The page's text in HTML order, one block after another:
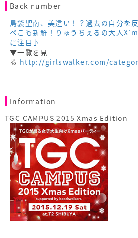
Back number
島袋聖南、美違い！？過去の自分を
ぺこも新鮮！りゅうちぇるの大人
に注目♪
▼一覧を見
る http://girlswalker.com/
Information
TGC CAMPUS 2015 Xmas Edition